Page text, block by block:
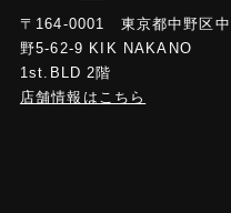
〒164-0001 東京都中野区中
野5-62-9 KIK NAKANO
1st.BLD 2階
店舗情報はこちら